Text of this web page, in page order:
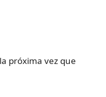
próxima vez que